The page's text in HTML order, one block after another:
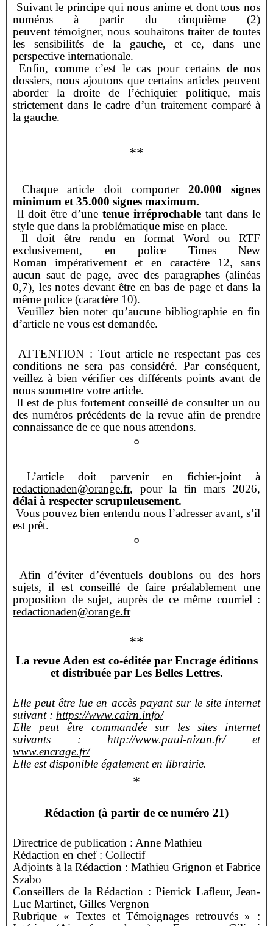
Suivant le principe qui nous anime et dont tous nos
numéros à partir du cinquième (2)
peuvent témoigner, nous souhaitons traiter de toutes
les sensibilités de la gauche, et ce, dans une
perspective internationale.
Enfin, comme c’est le cas pour certains de nos
dossiers, nous ajoutons que certains articles peuvent
aborder la droite de l’échiquier politique, mais
strictement dans le cadre d’un traitement comparé à
la gauche.
**
Chaque article doit comporter 20.000 signes
minimum et 35.000 signes maximum.
Il doit être d’une tenue irréprochable tant dans le
style que dans la problématique mise en place.
Il doit être rendu en format Word ou RTF
exclusivement, en police Times New
Romanimpérativement et en caractère 12, sans
aucun saut de page, avec des paragraphes (alinéas
0,7), lesnotes devant être en bas de page et dans la
même police (caractère 10).
Veuillez bien noter qu’aucune bibliographie en fin
d’article ne vous est demandée.
ATTENTION : Tout article ne respectant pas ces
conditions ne sera pas considéré. Par conséquent,
veillez à bien vérifier ces différents points avant de
nous soumettre votre article.
Il est de plus fortement conseillé de consulter un ou
des numéros précédents de la revue afin de prendre
connaissance de ce que nous attendons.
°
L’article doit parvenir en fichier-joint à
redactionaden@orange.fr, pour la fin mars 2026,
délai à respecter scrupuleusement.
Vous pouvez bien entendu nous l’adresser avant, s’il
est prêt.
°
Afin d’éviter d’éventuels doublons ou des hors
sujets, il est conseillé de faire préalablement une
proposition de sujet, auprès de ce même courriel :
redactionaden@orange.fr
**
La revue Aden est co-éditée par Encrage éditions
et distribuée par Les Belles Lettres.
Elle peut être lue en accès payant sur le site internet
suivant : https://www.cairn.info/
Elle peut être commandée sur les sites internet
suivants :http://www.paul-nizan.fr/et
www.encrage.fr/
Elle est disponible également en librairie.
*
Rédaction (à partir de ce numéro 21)
Directrice de publication : Anne Mathieu
Rédaction en chef : Collectif
Adjoints à la Rédaction : Mathieu Grignon et Fabrice
Szabo
Conseillers de la Rédaction : Pierrick Lafleur, Jean-
Luc Martinet, Gilles Vergnon
Rubrique « Textes et Témoignages retrouvés » :